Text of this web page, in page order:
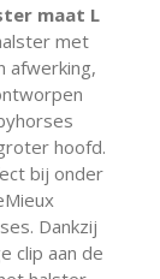
maat L
met
afwerking,
hoofd.
bij onder
Dankzij
clip aan de